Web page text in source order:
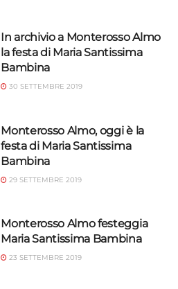
In archivio a Monterosso Almo
la festa di Maria Santissima
Bambina
30 SETTEMBRE 2019
Monterosso Almo, oggi è la
festa di Maria Santissima
Bambina
29 SETTEMBRE 2019
Monterosso Almo festeggia
Maria Santissima Bambina
23 SETTEMBRE 2019